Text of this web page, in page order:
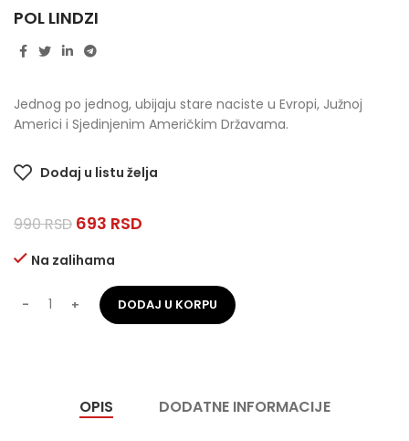
POL LINDZI
Jednog po jednog, ubijaju stare naciste u Evropi, Južnoj
Americi i Sjedinjenim Američkim Državama.
Dodaj u listu želja
990RSD 693 RSD
Na zalihama
DODAJ U KORPU
OPIS DODATNE INFORMACIJE